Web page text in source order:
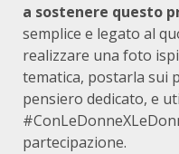
a sostenere questo
semplice e legato al
realizzare una foto
tematica, postarla sui
pensiero dedicato, e
partecipazione.